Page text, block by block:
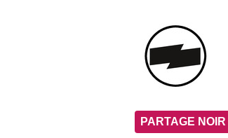
PARTAGE NOIR